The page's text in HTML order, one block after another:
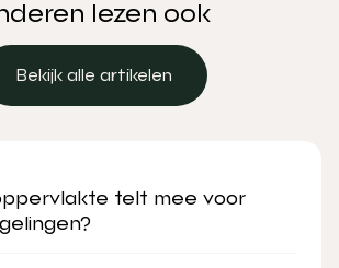
lezen ook
Bekijk alle artikelen
telt mee voor